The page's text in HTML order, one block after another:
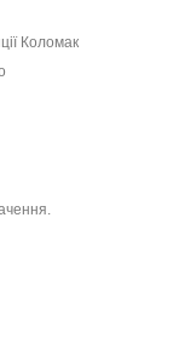
Коломак